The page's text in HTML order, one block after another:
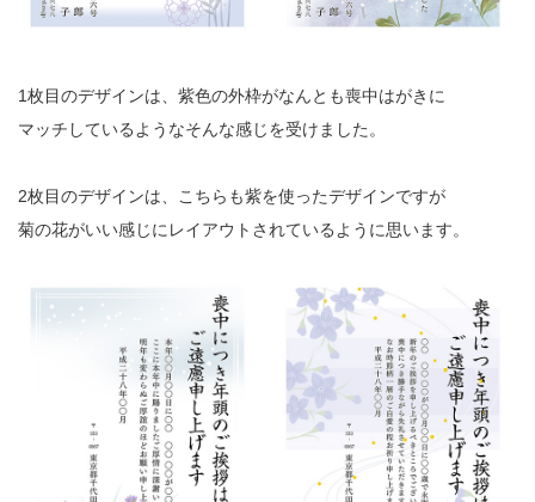
1枚目のデザインは、紫色の外枠がなんとも喪中はがきに
マッチしているようなそんな感じを受けました。
2枚目のデザインは、こちらも紫を使ったデザインですが
菊の花がいい感じにレイアウトされているように思います。